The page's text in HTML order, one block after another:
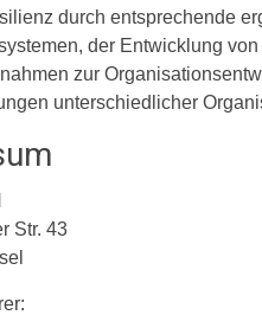
durch entsprechende
der Entwicklung
zur
unterschiedlicher
Str. 43